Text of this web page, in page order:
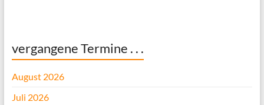
vergangene Termine . . .
August 2026
Juli 2026